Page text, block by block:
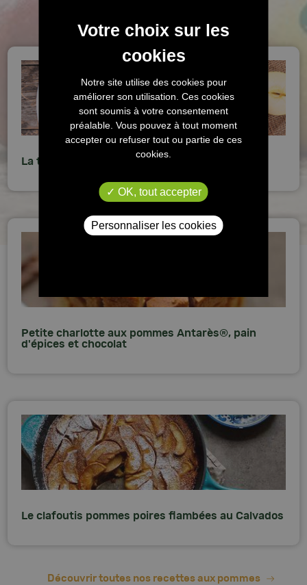
La tarte tatin
Petite charlotte aux pommes Antarès®, pain
d'épices et chocolat
Le clafoutis pommes poires flambées au Calvados
Découvrir toutes nos recettes aux pommes
Notre site utilise des cookies pour
améliorer son utilisation. Ces cookies
sont soumis à votre consentement
préalable. Vous pouvez à tout moment
accepter ou refuser tout ou partie de ces
cookies.
OK, tout accepter
Personnaliser les cookies